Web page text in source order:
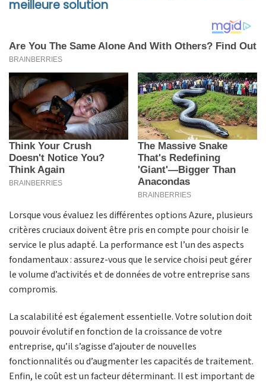
meilleure solution
Lorsque vous évaluez les différentes options Azure, plusieurs
critères cruciaux doivent être pris en compte pour choisir le
service le plus adapté. La performance est l’un des aspects
fondamentaux : assurez-vous que le service choisi peut gérer
le volume d’activités et de données de votre entreprise sans
compromis.
La scalabilité est également essentielle. Votre solution doit
pouvoir évolutif en fonction de la croissance de votre
entreprise, qu’il s’agisse d’ajouter de nouvelles
fonctionnalités ou d’augmenter les capacités de traitement.
Enfin, le coût est un facteur déterminant. Il est important de